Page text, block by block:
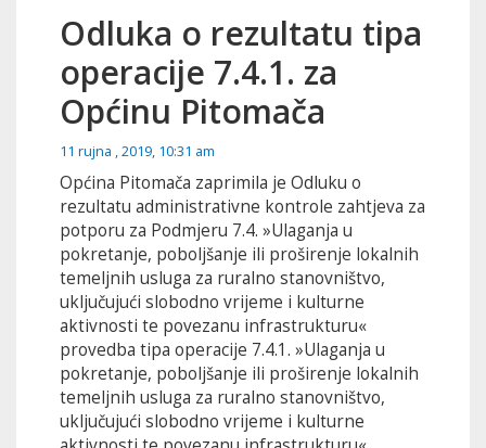
Odluka o rezultatu tipa
operacije 7.4.1. za
Općinu Pitomača
11 rujna , 2019, 10:31 am
Općina Pitomača zaprimila je Odluku o
rezultatu administrativne kontrole zahtjeva za
potporu za Podmjeru 7.4. »Ulaganja u
pokretanje, poboljšanje ili proširenje lokalnih
temeljnih usluga za ruralno stanovništvo,
uključujući slobodno vrijeme i kulturne
aktivnosti te povezanu infrastrukturu«
provedba tipa operacije 7.4.1. »Ulaganja u
pokretanje, poboljšanje ili proširenje lokalnih
temeljnih usluga za ruralno stanovništvo,
uključujući slobodno vrijeme i kulturne